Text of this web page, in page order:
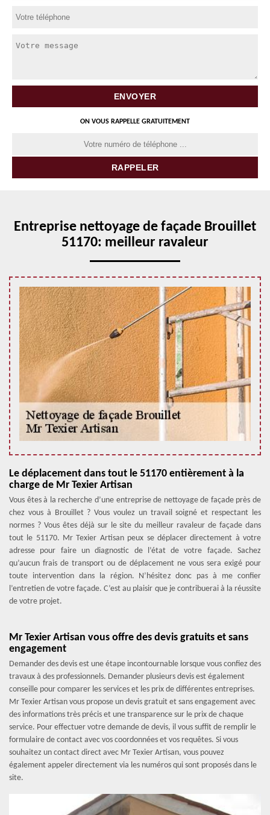
ON VOUS RAPPELLE GRATUITEMENT
Entreprise nettoyage de façade Brouillet
51170: meilleur ravaleur
Le déplacement dans tout le 51170 entièrement à la
charge de Mr Texier Artisan
Vous êtes à la recherche d’une entreprise de nettoyage de façade près de
chez vous à Brouillet ? Vous voulez un travail soigné et respectant les
normes ? Vous êtes déjà sur le site du meilleur ravaleur de façade dans
tout le 51170. Mr Texier Artisan peux se déplacer directement à votre
adresse pour faire un diagnostic de l’état de votre façade. Sachez
qu’aucun frais de transport ou de déplacement ne vous sera exigé pour
toute intervention dans la région. N’hésitez donc pas à me confier
l’entretien de votre façade. C’est au plaisir que je contribuerai à la réussite
de votre projet.
Mr Texier Artisan vous offre des devis gratuits et sans
engagement
Demander des devis est une étape incontournable lorsque vous confiez des
travaux à des professionnels. Demander plusieurs devis est également
conseille pour comparer les services et les prix de différentes entreprises.
Mr Texier Artisan vous propose un devis gratuit et sans engagement avec
des informations très précis et une transparence sur le prix de chaque
service. Pour effectuer votre demande de devis, il vous suffit de remplir le
formulaire de contact avec vos coordonnées et vos requêtes. Si vous
souhaitez un contact direct avec Mr Texier Artisan, vous pouvez
également appeler directement via les numéros qui sont proposés dans le
site.